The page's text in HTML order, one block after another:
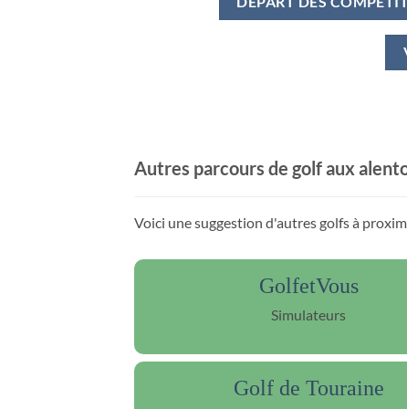
Autres parcours de golf aux
Voici une suggestion d'autres golfs à
GolfetVous
Simulateurs
Golf de Touraine